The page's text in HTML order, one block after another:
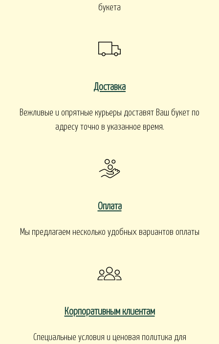
букета
Доставка
Вежливые и опрятные курьеры доставят Ваш букет по
адресу точно в указанное время.
Оплата
Мы предлагаем несколько удобных вариантов оплаты
Корпоративным клиентам
Специальные условия и ценовая политика для